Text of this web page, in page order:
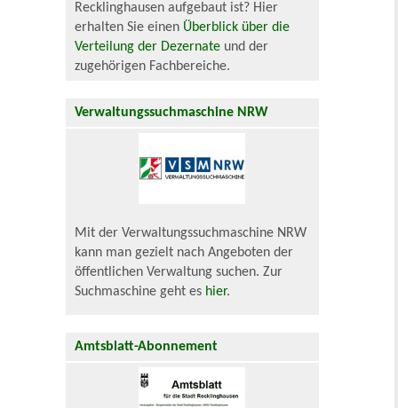
Recklinghausen aufgebaut ist? Hier
erhalten Sie einen Überblick über die
Verteilung der Dezernate und der
zugehörigen Fachbereiche.
Verwaltungssuchmaschine NRW
Mit der Verwaltungssuchmaschine NRW
kann man gezielt nach Angeboten der
öffentlichen Verwaltung suchen. Zur
Suchmaschine geht es hier.
Amtsblatt-Abonnement